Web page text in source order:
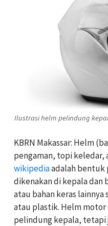
Ilustrasi helm pelindung
KBRN Makassar: Helm
pengaman, topi
wikipediaadalah bentuk
dikenakan di kepala dan
atau bahan keras
atau plastik. Helm motor
pelindung kepala, tetapi